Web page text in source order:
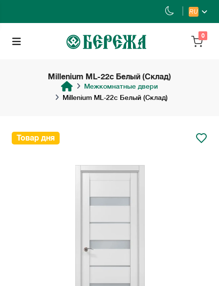
RU
0
Millenium ML-22с Белый (Склад)
Межкомнатные двери
Millenium ML-22с Белый (Склад)
Товар дня